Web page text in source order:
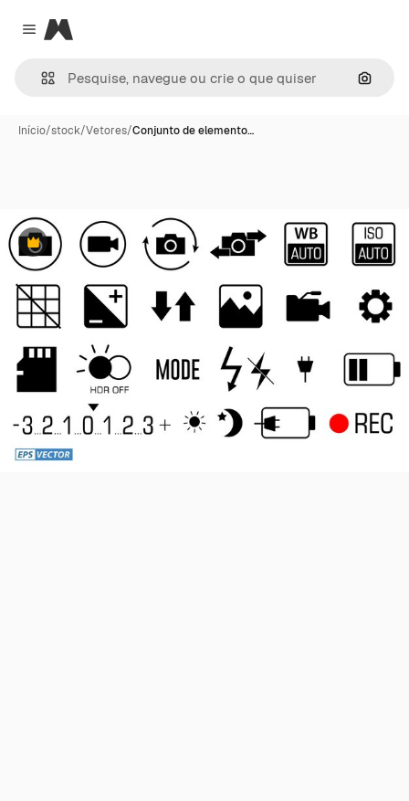
Close menu
Magnific
Início/stock/Vetores/Conjunto de elemento…
Premium